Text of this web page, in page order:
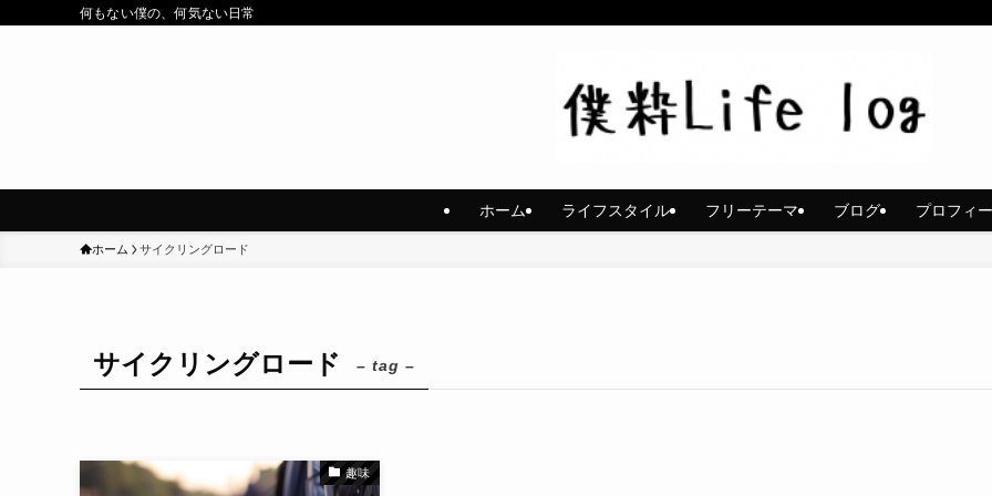
何もない僕の、何気ない日常
ホーム ライフスタイル フリーテーマ ブログ プロフィ
ホーム サイクリングロード
サイクリングロード – tag –
趣味